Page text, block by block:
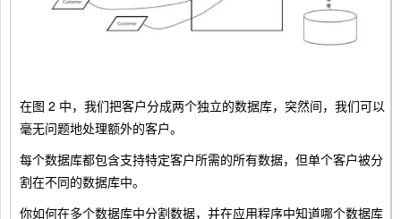
在图 2 中，我们把客户分成两个独立的数据库，突然间，我们可以
毫无问题地处理额外的客户。
每个数据库都包含支持特定客户所需的所有数据，但单个客户被分
割在不同的数据库中。
你如何在多个数据库中分割数据，并在应用程序中知道哪个数据库